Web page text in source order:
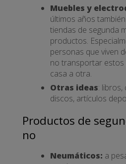
Muebles y
últimos años
tiendas de segunda
productos.
personas que viven
no transportar
casa a otra.
Otras ideas:
discos, artículos
Productos de
no
Neumáticos: a